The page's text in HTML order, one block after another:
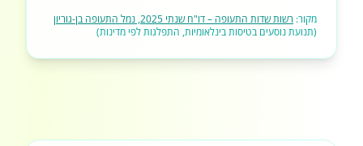
מקור: רשות שדות התעופה – דו"ח שנתי 2025, נמל התעופה בן-גוריון
(תנועת נוסעים בטיסות בינלאומיות, התפלגות לפי מדינות)